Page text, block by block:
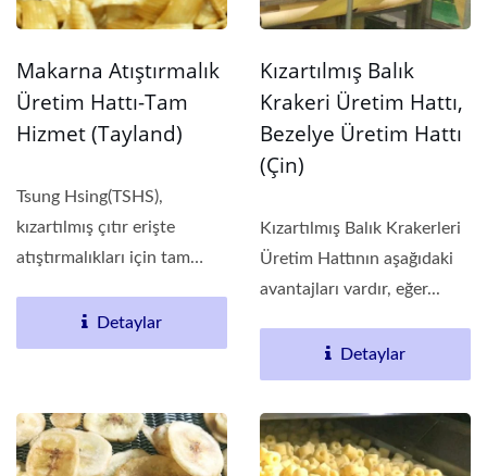
Makarna Atıştırmalık
Üretim Hattı-Tam
Hizmet (Tayland)
Tsung Hsing(TSHS),
kızartılmış çıtır erişte
atıştırmalıkları için tam
Detaylar
Kızartılmış Balık
Krakeri Üretim Hattı,
Bezelye Üretim Hattı
(Çin)
Kızartılmış Balık Krakerleri
Üretim Hattının aşağıdaki
avantajları vardır, eğer...
Detaylar